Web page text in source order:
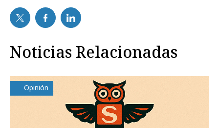
Noticias Relacionadas
Opinión